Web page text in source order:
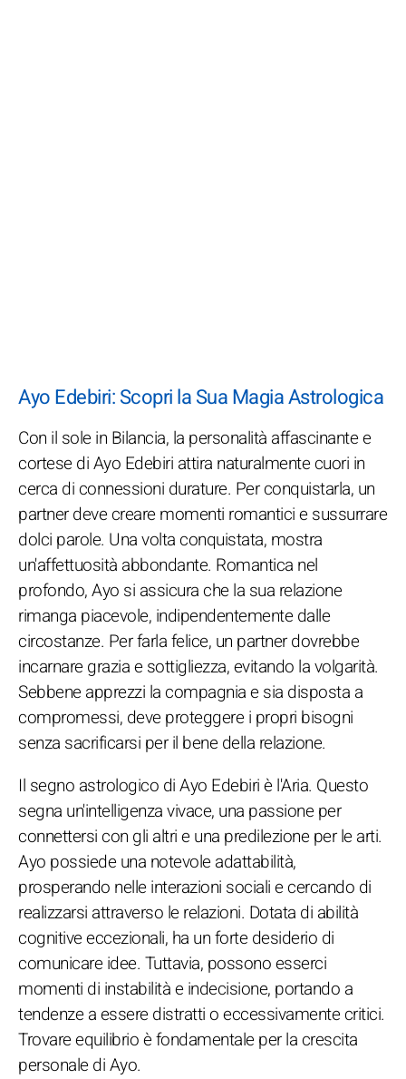
Ayo Edebiri: Scopri la Sua Magia Astrologica
Con il sole in Bilancia, la personalità affascinante e
cortese di Ayo Edebiri attira naturalmente cuori in
cerca di connessioni durature. Per conquistarla, un
partner deve creare momenti romantici e sussurrare
dolci parole. Una volta conquistata, mostra
un'affettuosità abbondante. Romantica nel
profondo, Ayo si assicura che la sua relazione
rimanga piacevole, indipendentemente dalle
circostanze. Per farla felice, un partner dovrebbe
incarnare grazia e sottigliezza, evitando la volgarità.
Sebbene apprezzi la compagnia e sia disposta a
compromessi, deve proteggere i propri bisogni
senza sacrificarsi per il bene della relazione.
Il segno astrologico di Ayo Edebiri è l'Aria. Questo
segna un'intelligenza vivace, una passione per
connettersi con gli altri e una predilezione per le arti.
Ayo possiede una notevole adattabilità,
prosperando nelle interazioni sociali e cercando di
realizzarsi attraverso le relazioni. Dotata di abilità
cognitive eccezionali, ha un forte desiderio di
comunicare idee. Tuttavia, possono esserci
momenti di instabilità e indecisione, portando a
tendenze a essere distratti o eccessivamente critici.
Trovare equilibrio è fondamentale per la crescita
personale di Ayo.